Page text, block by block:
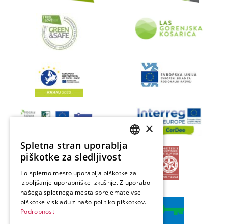
SLOVENIAN
GERMAN
ITALIAN
×
Spletna stran uporablja
piškotke za sledljivost
To spletno mesto uporablja piškotke za
izboljšanje uporabniške izkušnje. Z uporabo
našega spletnega mesta sprejemate vse
piškotke v skladu z našo politiko piškotkov.
Podrobnosti